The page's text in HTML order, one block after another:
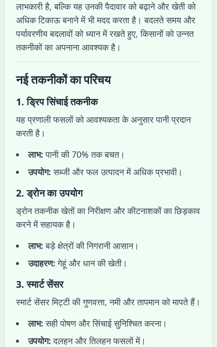
लाभकारी है, बल्कि यह उनकी पैदावार को बढ़ाने और खेती को
अधिक टिकाऊ बनाने में भी मदद करता है। बदलते समय और
पर्यावरणीय बदलावों को ध्यान में रखते हुए, किसानों को उन्नत
तकनीकों का अपनाना आवश्यक है।
नई तकनीकों का परिचय
1.ड्रिप सिंचाई तकनीक
यह प्रणाली फसलों को आवश्यकता के अनुसार पानी प्रदान
करती है।
लाभ: पानी की 70% तक बचत।
उपयोग: सब्जी और फल उत्पादन में अधिक प्रभावी।
2.ड्रोन का उपयोग
ड्रोन तकनीक खेतों का निरीक्षण और कीटनाशकों का छिड़काव
करने में सहायक है।
लाभ: बड़े क्षेत्रों की निगरानी आसान।
उदाहरण: गेहूं और धान की खेती।
3.स्मार्ट सेंसर
स्मार्ट सेंसर मिट्टी की गुणवत्ता, नमी और तापमान को मापते हैं।
लाभ: सही पोषण और सिंचाई सुनिश्चित करना।
उपयोग: दलहन और तिलहन फसलों में।